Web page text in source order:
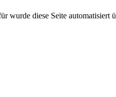
diese Seite automatisiert